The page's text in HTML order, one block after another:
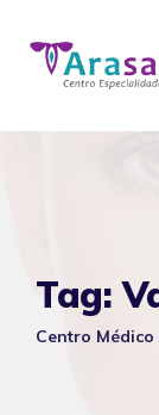
content
Tag:
Centro